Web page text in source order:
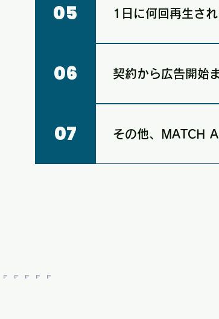
05 1日に何回再生さ
1時間に6回以上、1日180
06 契約から広告開始
お客様からのお申込み後
07 その他、MATCH